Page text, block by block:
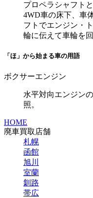
プロペラシャフト
4WD車の床下、車
フトでエンジン・
輪に伝えて車輪を回
「ほ」から始まる車の用語
ボクサーエンジン
水平対向エンジン
照。
HOME
廃車買取店舗
札幌
函館
旭川
室蘭
釧路
帯広